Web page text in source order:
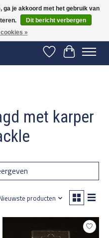
voorraad binnen 2-5 werkdagen
Verlanglijst
met karper
producten
ga je akkoord met het gebruik van
Dit bericht verbergen
»